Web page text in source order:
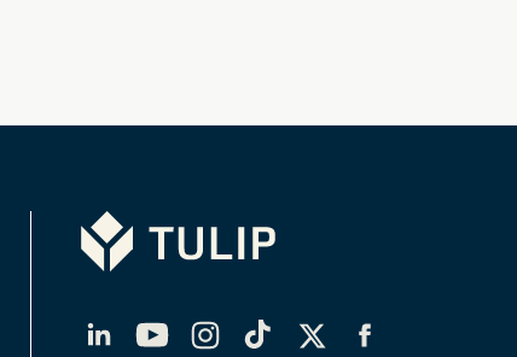
Tulip
LinkedInYouTubeInstagramTikTokTwitterFacebook